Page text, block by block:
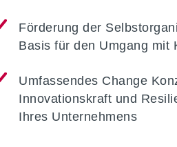
Förderung der
Basis für den Umgang mit
Umfassendes Change
Innovationskraft und
Ihres Unternehmens